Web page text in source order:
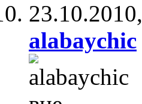
23.10.2010,
alabaychic